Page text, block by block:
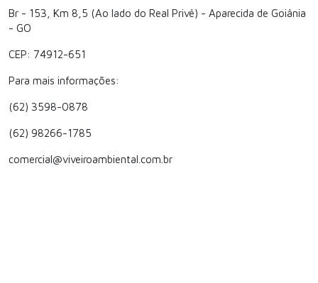
Br - 153, Km 8,5 (Ao lado do Real Privê) - Aparecida de Goiânia
- GO
CEP: 74912-651
Para mais informações:
(62) 3598-0878
(62) 98266-1785
comercial@viveiroambiental.com.br